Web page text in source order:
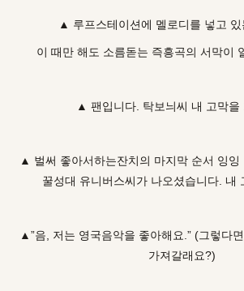
▲ 루프스테이션에 멜로디를 넣고 있
이 때만 해도 소름돋는 즉흥곡의 서막이
▲ 팬입니다. 탁보늬씨 내 고막을
▲ 벌써 좋아서하는잔치의 마지막 순서 잉
꿀성대 유니버스씨가 나오셨습니다. 내
▲”음, 저는 영국음악을 좋아해요.” (그렇다
가져갈래요?)